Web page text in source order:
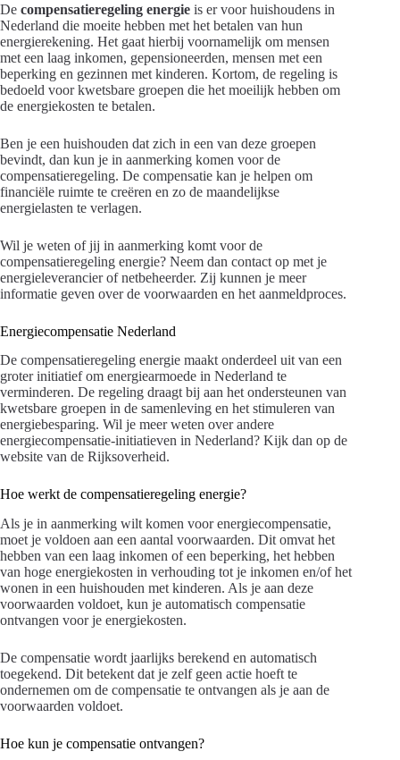
De compensatieregeling energie is er voor huishoudens in
Nederland die moeite hebben met het betalen van hun
energierekening. Het gaat hierbij voornamelijk om mensen
met een laag inkomen, gepensioneerden, mensen met een
beperking en gezinnen met kinderen. Kortom, de regeling is
bedoeld voor kwetsbare groepen die het moeilijk hebben om
de energiekosten te betalen.
Ben je een huishouden dat zich in een van deze groepen
bevindt, dan kun je in aanmerking komen voor de
compensatieregeling. De compensatie kan je helpen om
financiële ruimte te creëren en zo de maandelijkse
energielasten te verlagen.
Wil je weten of jij in aanmerking komt voor de
compensatieregeling energie? Neem dan contact op met je
energieleverancier of netbeheerder. Zij kunnen je meer
informatie geven over de voorwaarden en het aanmeldproces.
Energiecompensatie Nederland
De compensatieregeling energie maakt onderdeel uit van een
groter initiatief om energiearmoede in Nederland te
verminderen. De regeling draagt bij aan het ondersteunen van
kwetsbare groepen in de samenleving en het stimuleren van
energiebesparing. Wil je meer weten over andere
energiecompensatie-initiatieven in Nederland? Kijk dan op de
website van de Rijksoverheid.
Hoe werkt de compensatieregeling energie?
Als je in aanmerking wilt komen voor energiecompensatie,
moet je voldoen aan een aantal voorwaarden. Dit omvat het
hebben van een laag inkomen of een beperking, het hebben
van hoge energiekosten in verhouding tot je inkomen en/of het
wonen in een huishouden met kinderen. Als je aan deze
voorwaarden voldoet, kun je automatisch compensatie
ontvangen voor je energiekosten.
De compensatie wordt jaarlijks berekend en automatisch
toegekend. Dit betekent dat je zelf geen actie hoeft te
ondernemen om de compensatie te ontvangen als je aan de
voorwaarden voldoet.
Hoe kun je compensatie ontvangen?